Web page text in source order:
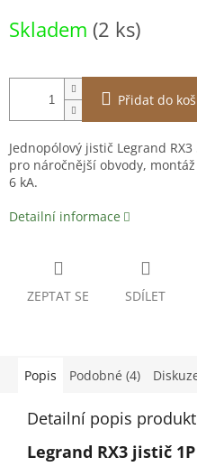
cena:
Skladem (2 ks)
Přidat do
Jednopólový jistič Legrand
pro náročnější obvody,
6 kA.
Detailní informace
ZEPTAT SE SDÍLET
Popis Podobné (4)
Detailní popis
Legrand RX3 jistič 1P